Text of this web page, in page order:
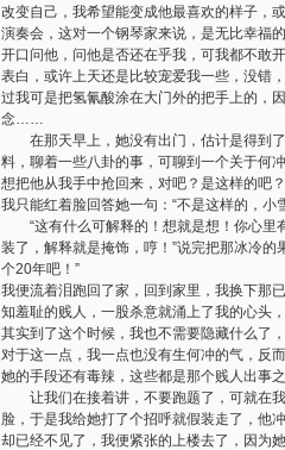
改变自己，我希望能变成他最喜欢的样子，
演奏会，这对一个钢琴家来说，是无比幸福
开口问他，问他是否还在乎我，可我都不敢
表白，或许上天还是比较宠爱我一些，没错
过我可是把氢氰酸涂在大门外的把手上的，
念……
在那天早上，她没有出门，估计是得到了
料，聊着一些八卦的事，可聊到一个关于何
想把他从我手中抢回来，对吧？是这样的吧
我只能红着脸回答她一句：“不是这样的，
“这有什么可解释的！想就是想！你心里
装了，解释就是掩饰，哼！”说完把那冰冷
个20年吧！”
我便流着泪跑回了家，回到家里，我换下那
知羞耻的贱人，一股杀意就涌上了我的心头
其实到了这个时候，我也不需要隐藏什么了
对于这一点，我一点也没有生何冲的气，反
她的手段还有毒辣，这些都是那个贱人出事
让我们在接着讲，不要跑题了，可就在我
脸，于是我给她打了个招呼就假装走了，他
却已经不见了，我便紧张的上楼去了，因为